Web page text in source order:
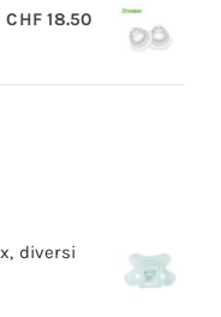
CHF 18.50
diversi